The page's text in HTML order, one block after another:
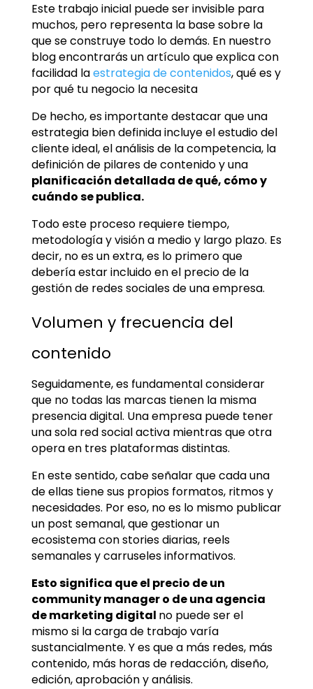
Este trabajo inicial puede ser invisible para
muchos, pero representa la base sobre la
que se construye todo lo demás. En nuestro
blog encontrarás un artículo que explica con
facilidad laestrategia de contenidos, qué es y
por qué tu negocio la necesita
De hecho, es importante destacar que una
estrategia bien definida incluye el estudio del
cliente ideal, el análisis de la competencia, la
definición de pilares de contenido y una
planificación detallada de qué, cómo y
cuándo se publica.
Todo este proceso requiere tiempo,
metodología y visión a medio y largo plazo. Es
decir, no es un extra, es lo primero que
debería estar incluido en el precio de la
gestión de redes sociales de una empresa.
Volumen y frecuencia del
contenido
Seguidamente, es fundamental considerar
que no todas las marcas tienen la misma
presencia digital. Una empresa puede tener
una sola red social activa mientras que otra
opera en tres plataformas distintas.
En este sentido, cabe señalar que cada una
de ellas tiene sus propios formatos, ritmos y
necesidades. Por eso, no es lo mismo publicar
un post semanal, que gestionar un
ecosistema con stories diarias, reels
semanales y carruseles informativos.
Esto significa que el precio de un
community manager o de una agencia
de marketing digital no puede ser el
mismo si la carga de trabajo varía
sustancialmente. Y es que a más redes, más
contenido, más horas de redacción, diseño,
edición, aprobación y análisis.